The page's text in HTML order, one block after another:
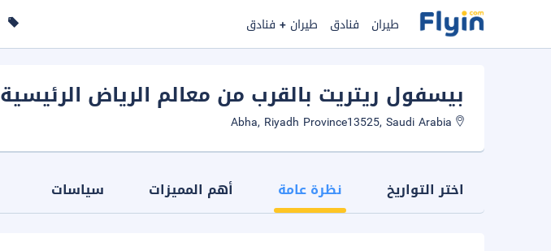
طيران فنادق طيران + فنادق
بيسفول ريتريت بالقرب من معالم الرياض الرئيسية
اختر التواريخ نظرة عامة أهم المميزات سياسات